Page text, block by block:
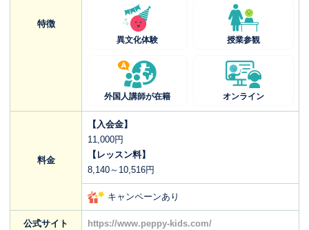
特徴
異文化体験 授業参観
外国人講師が在籍 オンライン
料金
【入会金】
11,000円
【レッスン料】
8,140～10,516円
キャンペーンあり
公式サイト https://www.peppy-kids.com/